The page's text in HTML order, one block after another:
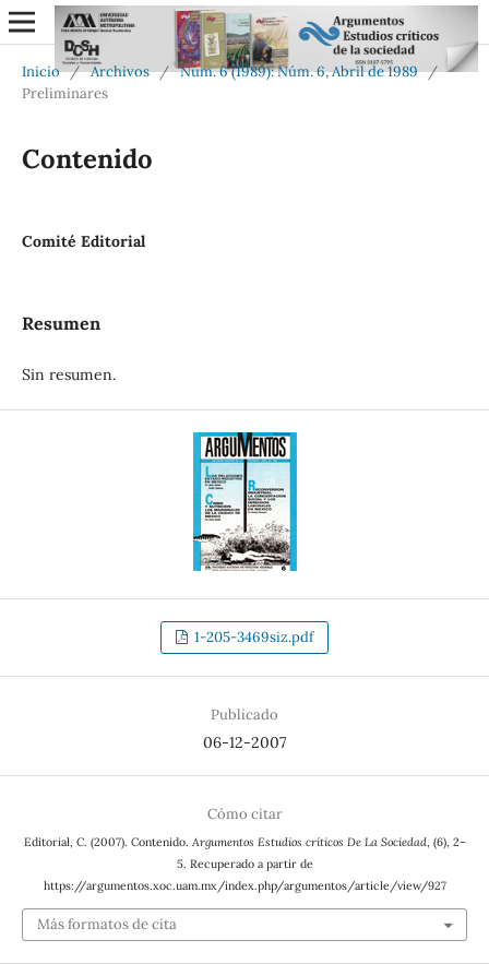
Inicio / Archivos / Núm. 6 (1989): Núm. 6, Abril de 1989 /
Preliminares
Contenido
Comité Editorial
Resumen
Sin resumen.
1-205-3469siz.pdf
Publicado
06-12-2007
Cómo citar
Editorial, C. (2007). Contenido. Argumentos Estudios críticos De La Sociedad, (6), 2–
5. Recuperado a partir de
https://argumentos.xoc.uam.mx/index.php/argumentos/article/view/927
Más formatos de cita